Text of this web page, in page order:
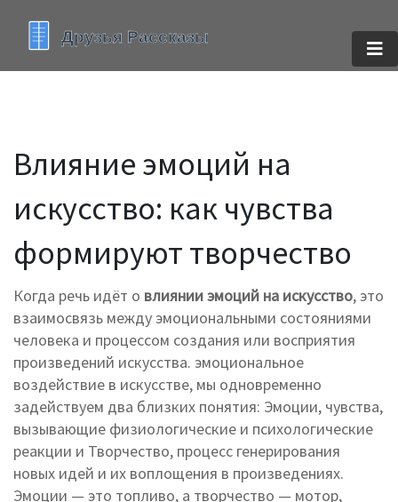
Влияние эмоций на
искусство: как чувства
формируют творчество
Когда речь идёт о влиянии эмоций на искусство,это
взаимосвязь между эмоциональными состояниями
человека и процессом создания или восприятия
произведений искусства. эмоциональное
воздействие в искусстве, мы одновременно
задействуем два близких понятия: Эмоции, чувства,
вызывающие физиологические и психологические
реакции и Творчество, процесс генерирования
новых идей и их воплощения в произведениях.
Эмоции — это топливо, а творчество — мотор,